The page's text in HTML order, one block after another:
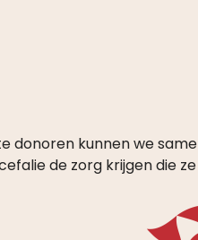
donoren kunnen we
de zorg krijgen die